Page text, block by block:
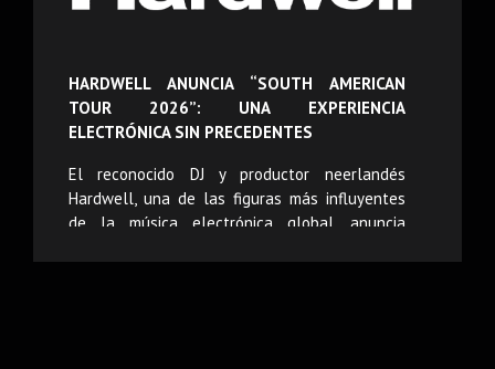
HARDWELL ANUNCIA “SOUTH AMERICAN
TOUR 2026”: UNA EXPERIENCIA
ELECTRÓNICA SIN PRECEDENTES
El reconocido DJ y productor neerlandés
Hardwell, una de las figuras más influyentes
de la música electrónica global, anuncia